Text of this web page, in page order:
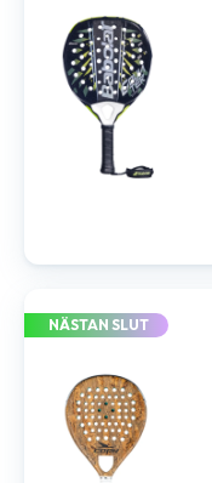
NÄSTAN SLUT